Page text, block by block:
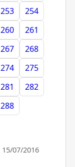
253
254
260
261
267
268
274
275
281
282
288
15/07/2016